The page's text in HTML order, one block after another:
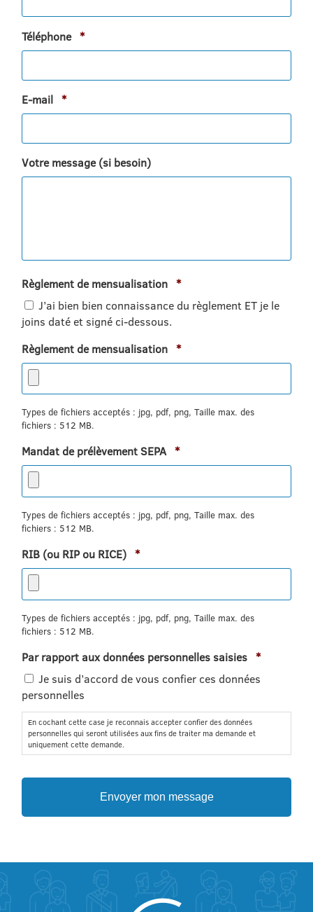
Téléphone *Obligatoire
E-mail *Obligatoire
Votre message (si besoin)
Règlement de mensualisation *Obligatoire
J’ai bien bien connaissance du règlement ET je le
joins daté et signé ci-dessous.
Règlement de mensualisation *Obligatoire
Types de fichiers acceptés : jpg, pdf, png, Taille max. des
fichiers : 512 MB.
Mandat de prélèvement SEPA *Obligatoire
Types de fichiers acceptés : jpg, pdf, png, Taille max. des
fichiers : 512 MB.
RIB (ou RIP ou RICE) *Obligatoire
Types de fichiers acceptés : jpg, pdf, png, Taille max. des
fichiers : 512 MB.
Par rapport aux données personnelles saisies *
Je suis d’accord de vous confier ces données
personnelles
En cochant cette case je reconnais accepter confier des données
personnelles qui seront utilisées aux fins de traiter ma demande et
uniquement cette demande.